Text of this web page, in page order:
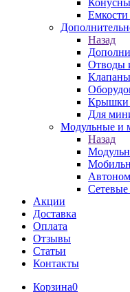
Назад
Отводы
Крышки
Для
Модульные и
Назад
Сетевые
Акции
Доставка
Оплата
Отзывы
Статьи
Контакты
Корзина0